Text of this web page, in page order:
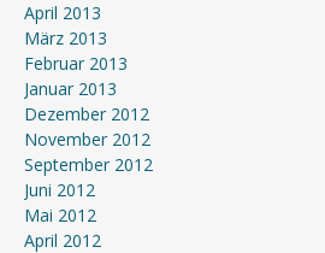
April 2013
März 2013
Februar 2013
Januar 2013
Dezember 2012
November 2012
September 2012
Juni 2012
Mai 2012
April 2012